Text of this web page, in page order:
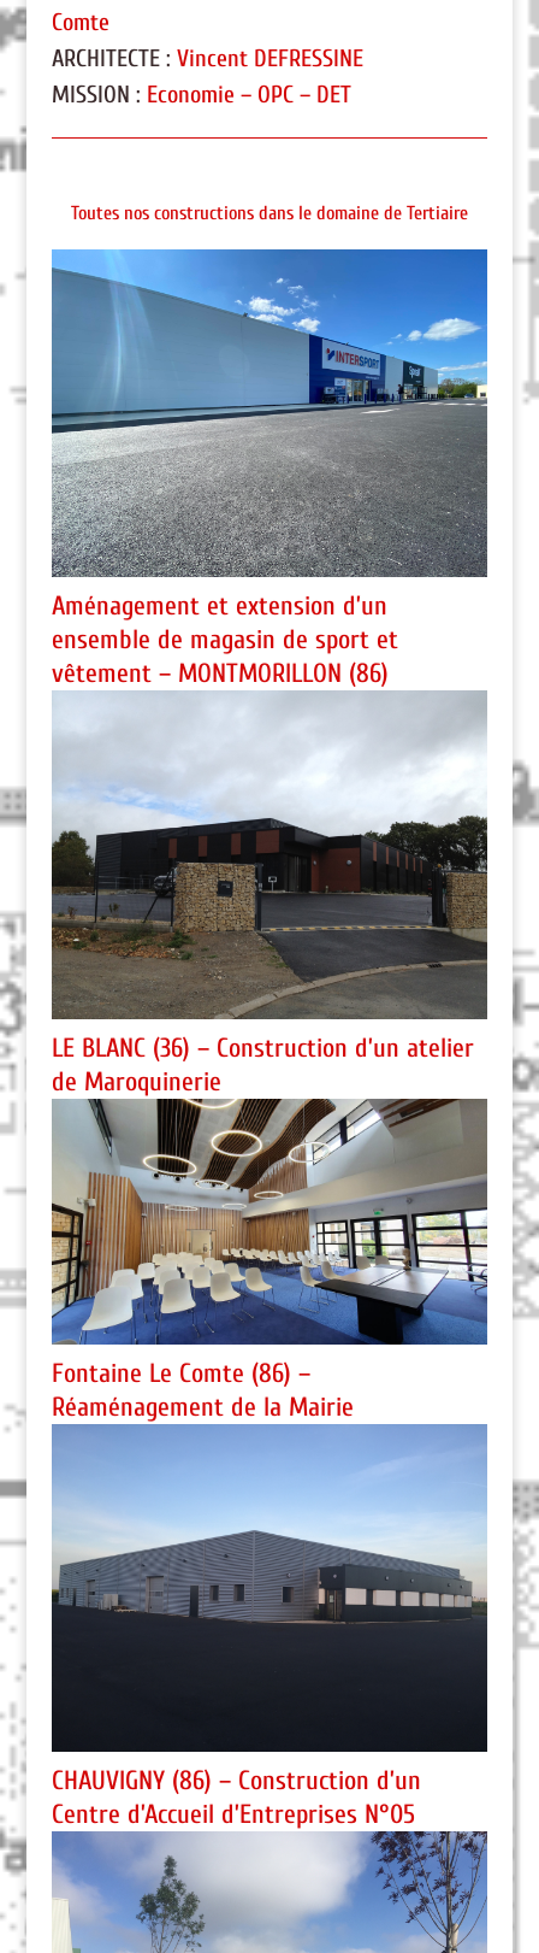
Comte
ARCHITECTE : Vincent DEFRESSINE
MISSION : Economie – OPC – DET
Toutes nos constructions dans le domaine de Tertiaire
Aménagement et extension d’un
ensemble de magasin de sport et
vêtement – MONTMORILLON (86)
LE BLANC (36) – Construction d’un atelier
de Maroquinerie
Fontaine Le Comte (86) –
Réaménagement de la Mairie
CHAUVIGNY (86) – Construction d’un
Centre d’Accueil d’Entreprises N°05